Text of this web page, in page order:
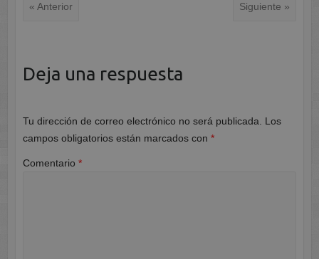
« Anterior Siguiente »
Deja una respuesta
Tu dirección de correo electrónico no será publicada.
Los
campos obligatorios están marcados con *
Comentario *